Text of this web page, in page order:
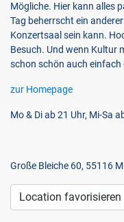
Mögliche. Hier kann alles
Tag beherrscht ein
Konzertsaal sein kann.
Besuch. Und wenn Kultur
schon schön auch einfach
zur Homepage
Mo & Di ab 21 Uhr, Mi-Sa
Große Bleiche 60, 55116
Location favorisieren